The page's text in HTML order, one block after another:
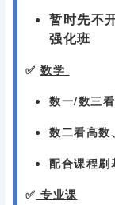
暂时先不
强化班
✅ 数学
数一/数三
数二看高数
配合课程刷
✅ 专业课